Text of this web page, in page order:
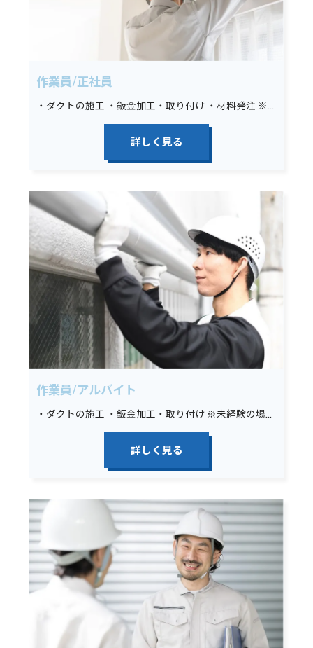
作業員/正社員
詳しく見る
作業員/アルバイト
・ダクトの施工 ・鈑金加工・取り付け ※未経験の場合は墨出し、材料運搬、その他簡単な手元作業から始めていただきます。
詳しく見る